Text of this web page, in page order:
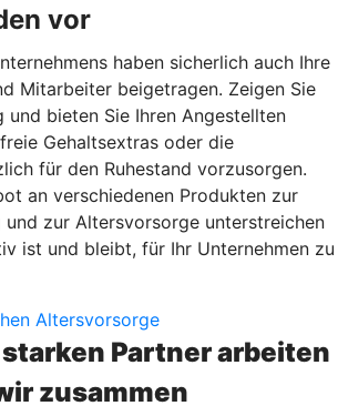
vor
haben sicherlich auch Ihre
Mitarbeiter beigetragen. Zeigen Sie
und bieten Sie Ihren Angestellten
Gehaltsextras oder die
für den Ruhestand vorzusorgen.
an verschiedenen Produkten zur
zur Altersvorsorge unterstreichen
ist und bleibt, für Ihr Unternehmen zu
Altersvorsorge
Partner arbeiten
zusammen